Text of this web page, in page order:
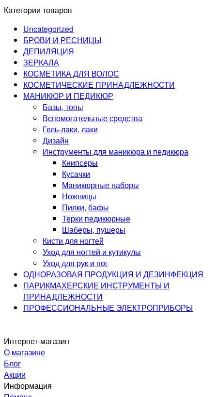
Категории товаров
Uncategorized
БРОВИ И РЕСНИЦЫ
ДЕПИЛЯЦИЯ
ЗЕРКАЛА
КОСМЕТИКА ДЛЯ ВОЛОС
КОСМЕТИЧЕСКИЕ ПРИНАДЛЕЖНОСТИ
МАНИКЮР И ПЕДИКЮР
Базы, топы
Вспомогательные средства
Гель-лаки, лаки
Дизайн
Инструменты для маникюра и педикюра
Книпсеры
Кусачки
Маникюрные наборы
Ножницы
Пилки, бафы
Терки педикюрные
Шаберы, пушеры
Кисти для ногтей
Уход для ногтей и кутикулы
Уход для рук и ног
ОДНОРАЗОВАЯ ПРОДУКЦИЯ И ДЕЗИНФЕКЦИЯ
ПАРИКМАХЕРСКИЕ ИНСТРУМЕНТЫ И
ПРИНАДЛЕЖНОСТИ
ПРОФЕССИОНАЛЬНЫЕ ЭЛЕКТРОПРИБОРЫ
Интернет-магазин
О магазине
Блог
Акции
Информация